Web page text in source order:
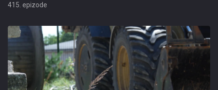
415. epizode